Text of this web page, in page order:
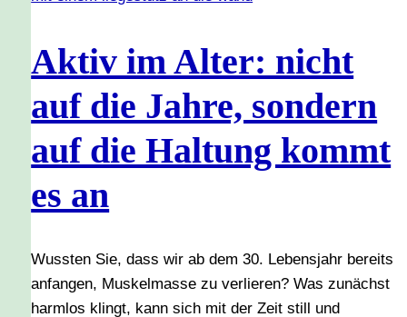
Aktiv im Alter: nicht
auf die Jahre, sondern
auf die Haltung kommt
es an
Wussten Sie, dass wir ab dem 30. Lebensjahr bereits
anfangen, Muskelmasse zu verlieren? Was zunächst
harmlos klingt, kann sich mit der Zeit still und